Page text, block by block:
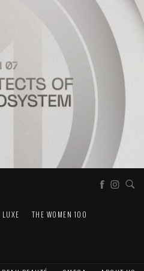
LUXE THE WOMEN 100